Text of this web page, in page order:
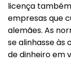
licença
empresas que
alemães. As
se alinhasse
de dinheiro em